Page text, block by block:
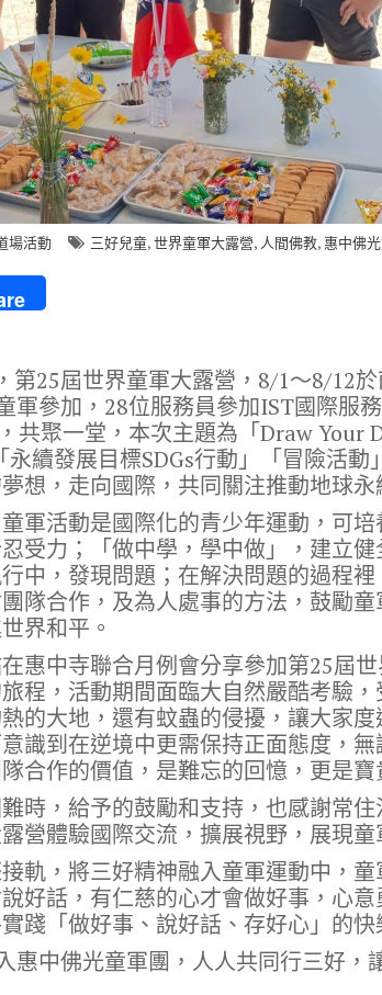
場活動 三好兒童,世界童軍大露營, 人間佛教, 惠中佛
第25屆世界童軍大露營，8/1～8/12
軍參加，28位服務員參加IST國際服
共聚一堂，本次主題為「Draw Your
續發展目標SDGs行動」「冒險活動
想，走向國際，共同關注推動地球永
軍活動是國際化的青少年運動，可
受力；「做中學，學中做」，建立
中，發現問題；在解決問題的過程
隊合作，及為人處事的方法，鼓勵
界和平。
惠中寺聯合月例會分享參加第25屆世
程，活動期間面臨大自然嚴酷考驗
的大地，還有蚊蟲的侵擾，讓大家
識到在逆境中更需保持正面態度，無
合作的價值，是難忘的回憶，更是寶
時，給予的鼓勵和支持，也感謝常
營體驗國際交流，擴展視野，展現童
軌，將三好精神融入童軍運動中，
好話，有仁慈的心才會做好事，心
踐「做好事、說好話、存好心」的快
惠中佛光童軍團，人人共同行三好，